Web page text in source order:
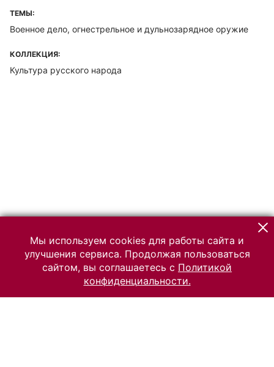
ТЕМЫ:
Военное дело, огнестрельное и дульнозарядное оружие
КОЛЛЕКЦИЯ:
Культура русского народа
Мы используем cookies для работы сайта и
улучшения сервиса. Продолжая пользоваться
сайтом, вы соглашаетесь с Политикой
конфиденциальности.